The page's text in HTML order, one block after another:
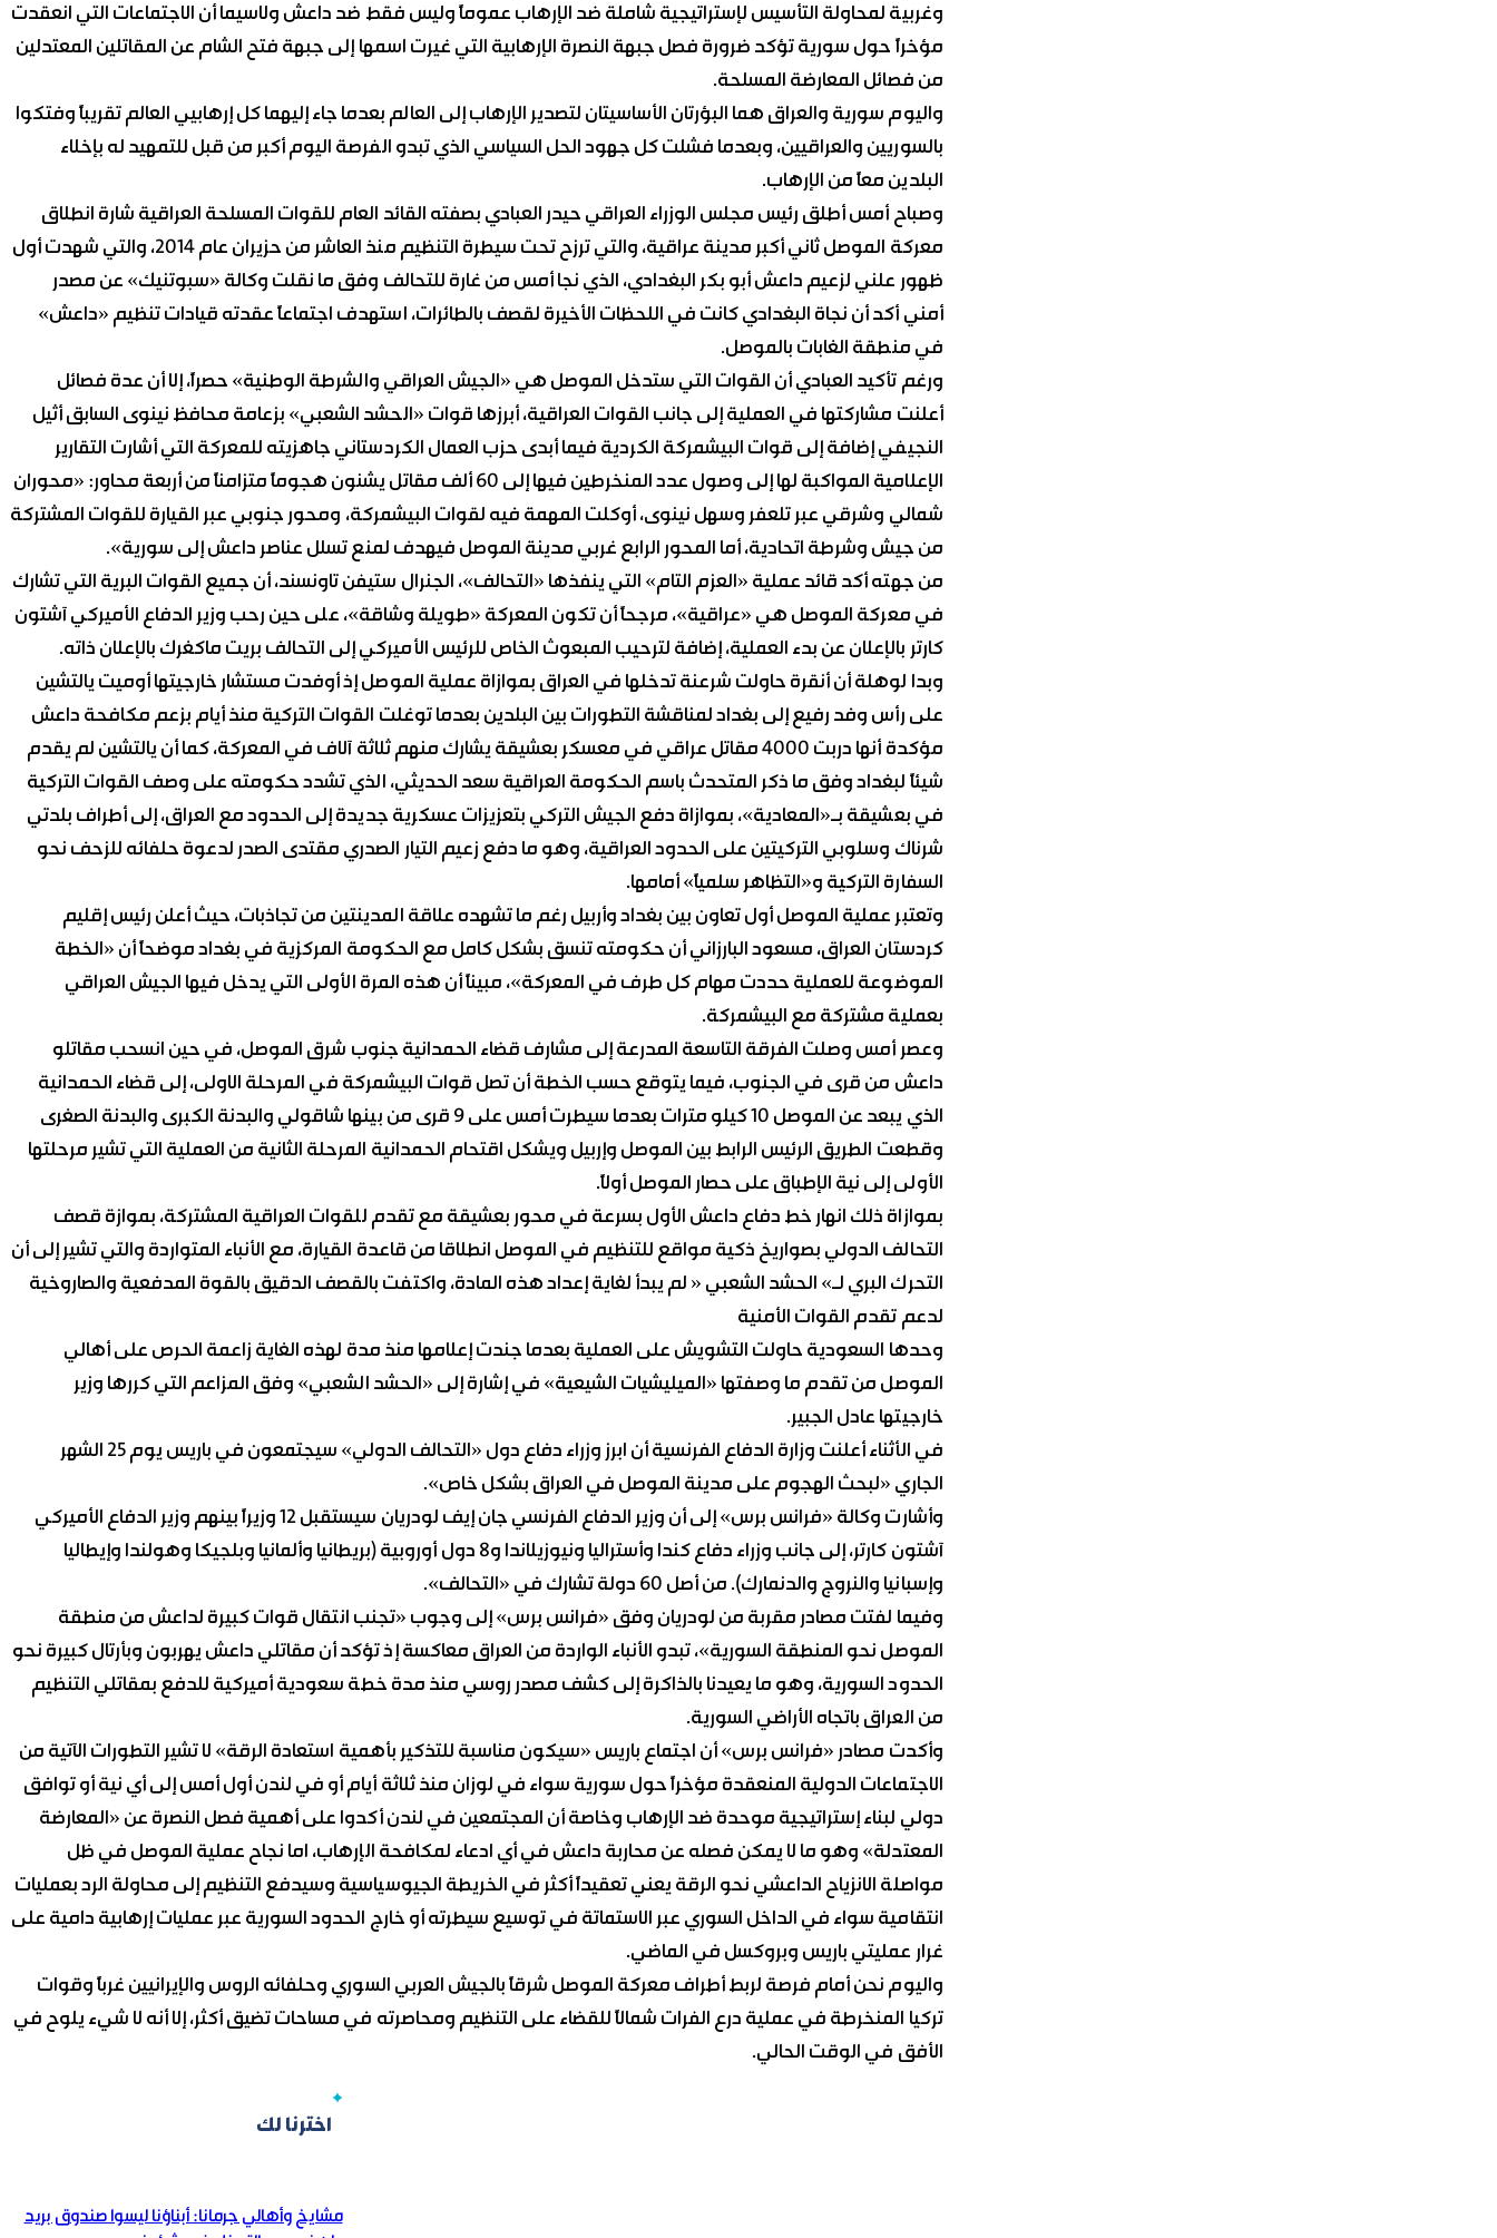
وغربية لمحاولة التأسيس لإستراتيجية شاملة ضد الإرهاب عموماً وليس فقط ضد داعش ولاسيما أن الاجتماعات التي انعقدت
مؤخراً حول سورية تؤكد ضرورة فصل جبهة النصرة الإرهابية التي غيرت اسمها إلى جبهة فتح الشام عن المقاتلين المعتدلين
من فصائل المعارضة المسلحة.
واليوم سورية والعراق هما البؤرتان الأساسيتان لتصدير الإرهاب إلى العالم بعدما جاء إليهما كل إرهابيي العالم تقريباً وفتكوا
بالسوريين والعراقيين، وبعدما فشلت كل جهود الحل السياسي الذي تبدو الفرصة اليوم أكبر من قبل للتمهيد له بإخلاء
البلدين معاً من الإرهاب.
وصباح أمس أطلق رئيس مجلس الوزراء العراقي حيدر العبادي بصفته القائد العام للقوات المسلحة العراقية شارة انطلاق
معركة الموصل ثاني أكبر مدينة عراقية، والتي ترزح تحت سيطرة التنظيم منذ العاشر من حزيران عام 2014، والتي شهدت أول
ظهور علني لزعيم داعش أبو بكر البغدادي، الذي نجا أمس من غارة للتحالف وفق ما نقلت وكالة «سبوتنيك» عن مصدر
أمني أكد أن نجاة البغدادي كانت في اللحظات الأخيرة لقصف بالطائرات، استهدف اجتماعاً عقدته قيادات تنظيم «داعش»
في منطقة الغابات بالموصل.
ورغم تأكيد العبادي أن القوات التي ستدخل الموصل هي «الجيش العراقي والشرطة الوطنية» حصراً، إلا أن عدة فصائل
أعلنت مشاركتها في العملية إلى جانب القوات العراقية، أبرزها قوات «الحشد الشعبي» بزعامة محافظ نينوى السابق أثيل
النجيفي إضافة إلى قوات البيشمركة الكردية فيما أبدى حزب العمال الكردستاني جاهزيته للمعركة التي أشارت التقارير
الإعلامية المواكبة لها إلى وصول عدد المنخرطين فيها إلى 60 ألف مقاتل يشنون هجوماً متزامناً من أربعة محاور: «محوران
شمالي وشرقي عبر تلعفر وسهل نينوى، أوكلت المهمة فيه لقوات البيشمركة، ومحور جنوبي عبر القيارة للقوات المشتركة
من جيش وشرطة اتحادية، أما المحور الرابع غربي مدينة الموصل فيهدف لمنع تسلل عناصر داعش إلى سورية».
من جهته أكد قائد عملية «العزم التام» التي ينفذها «التحالف»، الجنرال ستيفن تاونسند، أن جميع القوات البرية التي تشارك
في معركة الموصل هي «عراقية»، مرجحاً أن تكون المعركة «طويلة وشاقة»، على حين رحب وزير الدفاع الأميركي آشتون
كارتر بالإعلان عن بدء العملية، إضافة لترحيب المبعوث الخاص للرئيس الأميركي إلى التحالف بريت ماكغرك بالإعلان ذاته.
وبدا لوهلة أن أنقرة حاولت شرعنة تدخلها في العراق بموازاة عملية الموصل إذ أوفدت مستشار خارجيتها أوميت يالتشين
على رأس وفد رفيع إلى بغداد لمناقشة التطورات بين البلدين بعدما توغلت القوات التركية منذ أيام بزعم مكافحة داعش
مؤكدة أنها دربت 4000 مقاتل عراقي في معسكر بعشيقة يشارك منهم ثلاثة آلاف في المعركة، كما أن يالتشين لم يقدم
شيئاً لبغداد وفق ما ذكر المتحدث باسم الحكومة العراقية سعد الحديثي، الذي تشدد حكومته على وصف القوات التركية
في بعشيقة بـ«المعادية»، بموازاة دفع الجيش التركي بتعزيزات عسكرية جديدة إلى الحدود مع العراق، إلى أطراف بلدتي
شرناك وسلوبي التركيتين على الحدود العراقية، وهو ما دفع زعيم التيار الصدري مقتدى الصدر لدعوة حلفائه للزحف نحو
السفارة التركية و«التظاهر سلمياً» أمامها.
وتعتبر عملية الموصل أول تعاون بين بغداد وأربيل رغم ما تشهده علاقة المدينتين من تجاذبات، حيث أعلن رئيس إقليم
كردستان العراق، مسعود البارزاني أن حكومته تنسق بشكل كامل مع الحكومة المركزية في بغداد موضحاً أن «الخطة
الموضوعة للعملية حددت مهام كل طرف في المعركة»، مبيناً أن هذه المرة الأولى التي يدخل فيها الجيش العراقي
بعملية مشتركة مع البيشمركة.
وعصر أمس وصلت الفرقة التاسعة المدرعة إلى مشارف قضاء الحمدانية جنوب شرق الموصل، في حين انسحب مقاتلو
داعش من قرى في الجنوب، فيما يتوقع حسب الخطة أن تصل قوات البيشمركة في المرحلة الاولى، إلى قضاء الحمدانية
الذي يبعد عن الموصل 10 كيلو مترات بعدما سيطرت أمس على 9 قرى من بينها شاقولي والبدنة الكبرى والبدنة الصغرى
وقطعت الطريق الرئيس الرابط بين الموصل وإربيل ويشكل اقتحام الحمدانية المرحلة الثانية من العملية التي تشير مرحلتها
الأولى إلى نية الإطباق على حصار الموصل أولاً.
بموازاة ذلك انهار خط دفاع داعش الأول بسرعة في محور بعشيقة مع تقدم للقوات العراقية المشتركة، بموازة قصف
التحالف الدولي بصواريخ ذكية مواقع للتنظيم في الموصل انطلاقا من قاعدة القيارة، مع الأنباء المتواردة والتي تشير إلى أن
التحرك البري لـ» الحشد الشعبي « لم يبدأ لغاية إعداد هذه المادة، واكتفت بالقصف الدقيق بالقوة المدفعية والصاروخية
لدعم تقدم القوات الأمنية
وحدها السعودية حاولت التشويش على العملية بعدما جندت إعلامها منذ مدة لهذه الغاية زاعمة الحرص على أهالي
الموصل من تقدم ما وصفتها «الميليشيات الشيعية» في إشارة إلى «الحشد الشعبي» وفق المزاعم التي كررها وزير
خارجيتها عادل الجبير.
في الأثناء أعلنت وزارة الدفاع الفرنسية أن ابرز وزراء دفاع دول «التحالف الدولي» سيجتمعون في باريس يوم 25 الشهر
الجاري «لبحث الهجوم على مدينة الموصل في العراق بشكل خاص».
وأشارت وكالة «فرانس برس» إلى أن وزير الدفاع الفرنسي جان إيف لودريان سيستقبل 12 وزيراً بينهم وزير الدفاع الأميركي
آشتون كارتر، إلى جانب وزراء دفاع كندا وأستراليا ونيوزيلاندا و8 دول أوروبية (بريطانيا وألمانيا وبلجيكا وهولندا وإيطاليا
وإسبانيا والنروج والدنمارك). من أصل 60 دولة تشارك في «التحالف».
وفيما لفتت مصادر مقربة من لودريان وفق «فرانس برس» إلى وجوب «تجنب انتقال قوات كبيرة لداعش من منطقة
الموصل نحو المنطقة السورية»، تبدو الأنباء الواردة من العراق معاكسة إذ تؤكد أن مقاتلي داعش يهربون وبأرتال كبيرة نحو
الحدود السورية، وهو ما يعيدنا بالذاكرة إلى كشف مصدر روسي منذ مدة خطة سعودية أميركية للدفع بمقاتلي التنظيم
من العراق باتجاه الأراضي السورية.
وأكدت مصادر «فرانس برس» أن اجتماع باريس «سيكون مناسبة للتذكير بأهمية استعادة الرقة» لا تشير التطورات الآتية من
الاجتماعات الدولية المنعقدة مؤخراً حول سورية سواء في لوزان منذ ثلاثة أيام أو في لندن أول أمس إلى أي نية أو توافق
دولي لبناء إستراتيجية موحدة ضد الإرهاب وخاصة أن المجتمعين في لندن أكدوا على أهمية فصل النصرة عن «المعارضة
المعتدلة» وهو ما لا يمكن فصله عن محاربة داعش في أي ادعاء لمكافحة الإرهاب، اما نجاح عملية الموصل في ظل
مواصلة الانزياح الداعشي نحو الرقة يعني تعقيداً أكثر في الخريطة الجيوسياسية وسيدفع التنظيم إلى محاولة الرد بعمليات
انتقامية سواء في الداخل السوري عبر الاستماتة في توسيع سيطرته أو خارج الحدود السورية عبر عمليات إرهابية دامية على
غرار عمليتي باريس وبروكسل في الماضي.
واليوم نحن أمام فرصة لربط أطراف معركة الموصل شرقاً بالجيش العربي السوري وحلفائه الروس والإيرانيين غرباً وقوات
تركيا المنخرطة في عملية درع الفرات شمالاً للقضاء على التنظيم ومحاصرته في مساحات تضيق أكثر، إلا أنه لا شيء يلوح في
الأفق في الوقت الحالي.
اخترنا لك
مشايخ وأهالي جرمانا: أبناؤنا ليسوا صندوق بريد